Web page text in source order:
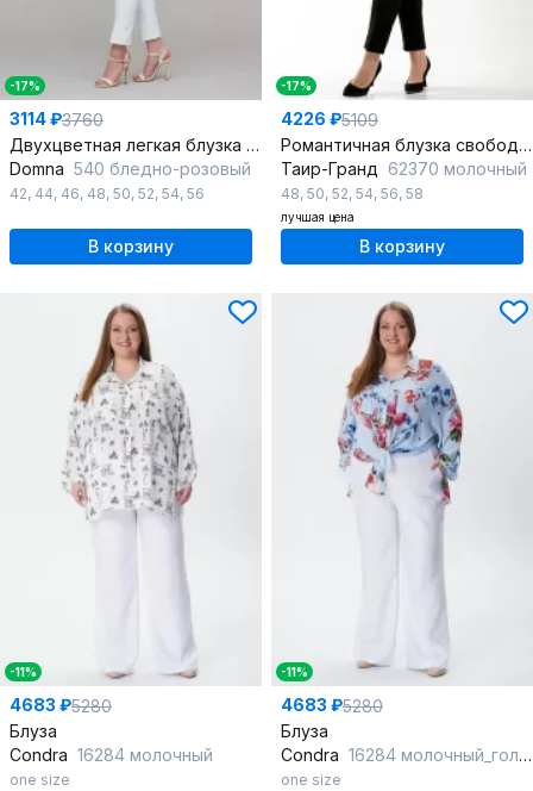
-17%
3114 ₽3760
Двухцветная легкая блузка из вискозы, универсальный крой
Domna 540 бледно-розовый
42, 44, 46, 48, 50, 52, 54, 56
В корзину
-17%
4226 ₽5109
Романтичная блузка свободного силуэта из текстиля и кружева
Таир-Гранд 62370 молочный
48, 50, 52, 54, 56, 58
лучшая цена
В корзину
-11%
4683 ₽5280
Блуза
Condra 16284 молочный
one size
-11%
4683 ₽5280
Блуза
Condra 16284 молочный_голубой
one size